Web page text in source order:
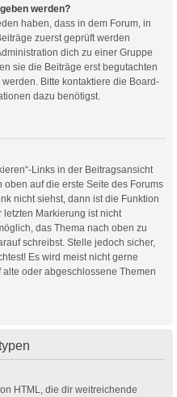
werden?
haben, dass in dem Forum, in
zuerst geprüft werden
dich zu einer Gruppe
sie die Beiträge erst begutachten
Bitte kontaktiere die Board-
dazu benötigst.
Links in der Beitragsansicht
auf die erste Seite des Forums
nicht siehst, dann ist die Funktion
Markierung ist nicht
das Thema nach oben zu
schreibst. Stelle jedoch sicher,
Es wird meist nicht gerne
oder abgeschlossene Themen
HTML, die dir weitreichende